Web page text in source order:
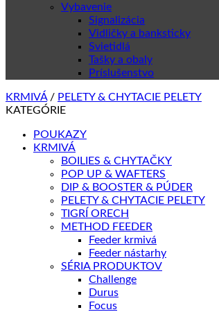
Vybavenie
Signalizácia
Vidličky a banksticky
Svietidlá
Tašky a obaly
Príslušenstvo
KRMIVÁ / PELETY & CHYTACIE PELETY
KATEGÓRIE
POUKAZY
KRMIVÁ
BOILIES & CHYTAČKY
POP UP & WAFTERS
DIP & BOOSTER & PÚDER
PELETY & CHYTACIE PELETY
TIGRÍ ORECH
METHOD FEEDER
Feeder krmivá
Feeder nástarhy
SÉRIA PRODUKTOV
Challenge
Durus
Focus